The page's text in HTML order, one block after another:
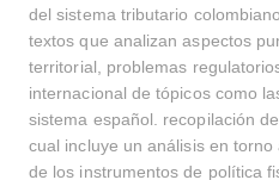
del sistema tributario
textos que analizan aspectos
territorial, problemas
internacional de tópicos como
sistema español. recopilación
cual incluye un análisis en
de los instrumentos de política